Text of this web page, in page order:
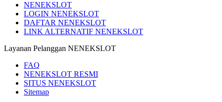
NENEKSLOT
LOGIN NENEKSLOT
DAFTAR NENEKSLOT
LINK ALTERNATIF NENEKSLOT
Layanan Pelanggan NENEKSLOT
FAQ
NENEKSLOT RESMI
SITUS NENEKSLOT
Sitemap